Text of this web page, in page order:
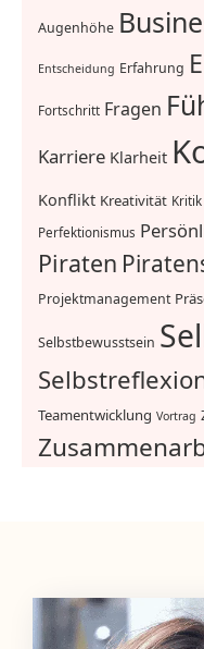
Augenhöhe
Entscheidung Erfahrung
Fortschritt Fragen
Karriere Klarheit
Konflikt Kreativität Kritik
Perfektionismus
Piraten
Projektmanagement
Selbstbewusstsein
Teamentwicklung Vortrag